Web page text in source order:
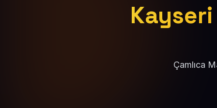
Kayseri
Çamlıca